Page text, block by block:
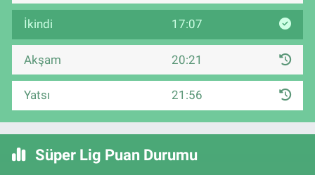
İkindi 17:07
Akşam 20:21
Yatsı 21:56
Süper Lig Puan Durumu